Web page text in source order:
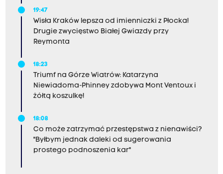
19:47
Wisła Kraków lepsza od imienniczki z Płocka!
Drugie zwycięstwo Białej Gwiazdy przy
Reymonta
18:23
Triumf na Górze Wiatrów: Katarzyna
Niewiadoma-Phinney zdobywa Mont Ventoux i
żółtą koszulkę!
18:08
Co może zatrzymać przestępstwa z nienawiści?
"Byłbym jednak daleki od sugerowania
prostego podnoszenia kar"